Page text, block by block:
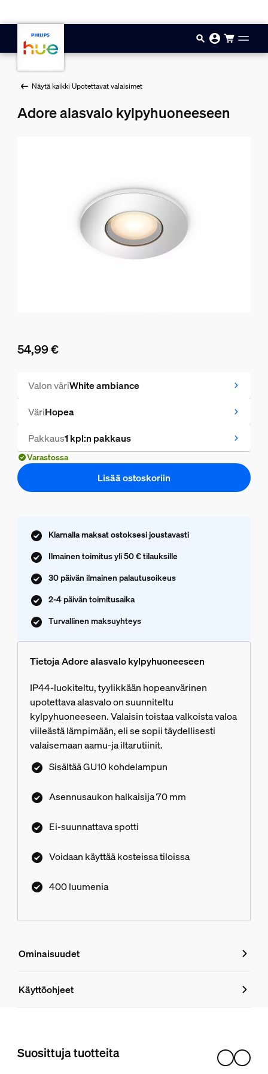
Näytä kaikki Upotettavat valaisimet
Adore alasvalo kylpyhuoneeseen
54,99 €
Valon väriWhite ambiance
VäriHopea
Pakkaus1 kpl:n pakkaus
Varastossa
Lisää ostoskoriin
Klarnalla maksat ostoksesi joustavasti
Ilmainen toimitus yli 50 € tilauksille
30 päivän ilmainen palautusoikeus
2-4 päivän toimitusaika
Turvallinen maksuyhteys
Tietoja Adore alasvalo kylpyhuoneeseen
IP44-luokiteltu, tyylikkään hopeanvärinen
upotettava alasvalo on suunniteltu
kylpyhuoneeseen. Valaisin toistaa valkoista valoa
viileästä lämpimään, eli se sopii täydellisesti
valaisemaan aamu-ja iltarutiinit.
Sisältää GU10 kohdelampun
Asennusaukon halkaisija 70 mm
Ei-suunnattava spotti
Voidaan käyttää kosteissa tiloissa
400 luumenia
Ominaisuudet
Ominaisuudet
Muotoilu ja pinnoitus
Käyttöohjeet
Suosittuja tuotteita